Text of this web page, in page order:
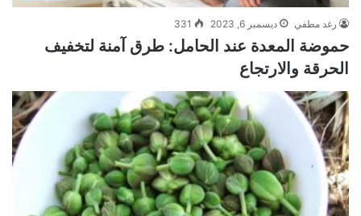
رغد مطفي ديسمبر 6, 2023 331
حموضة المعدة عند الحامل: طرق آمنة لتخفيف
الحرقة والارتجاع